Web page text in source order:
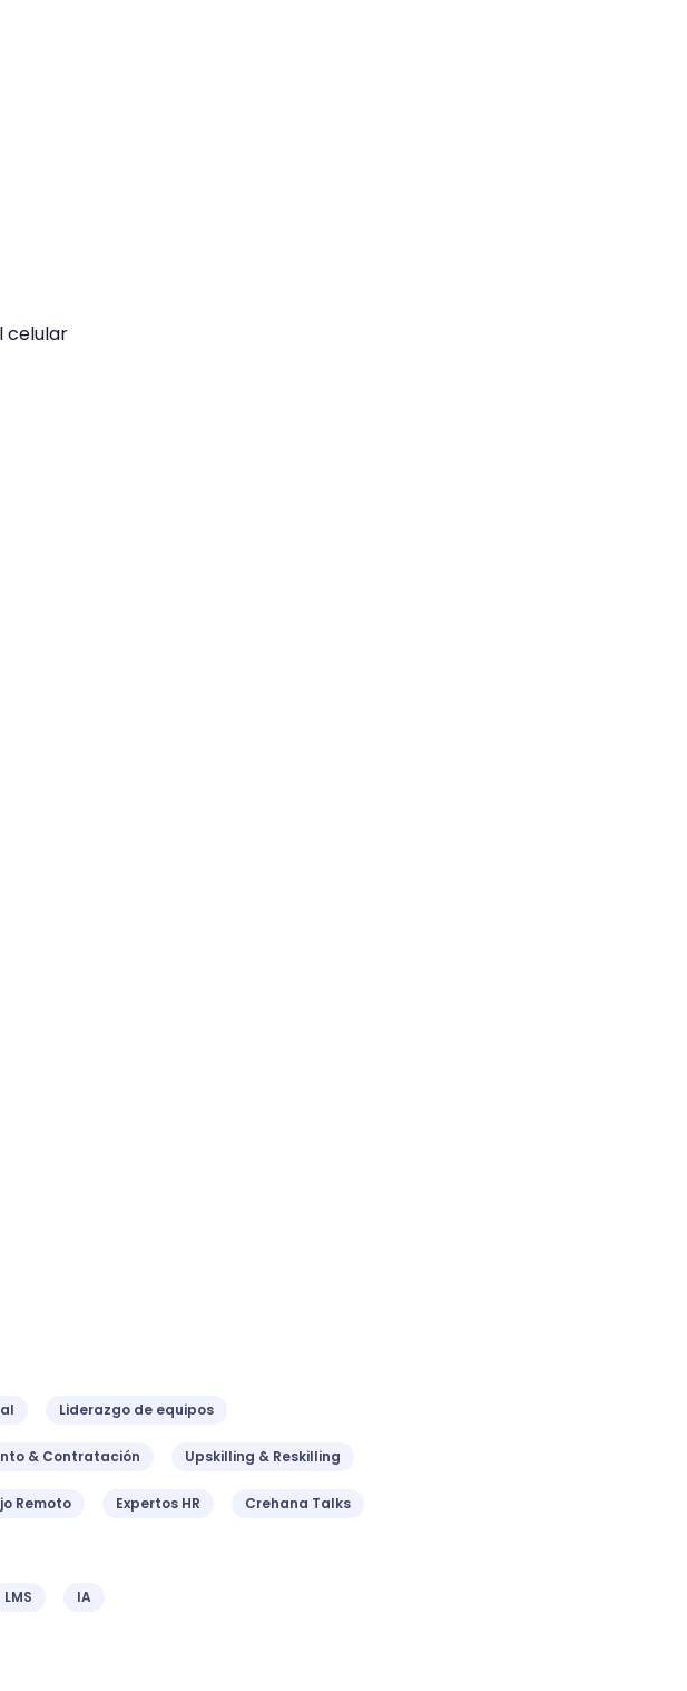
celular
Liderazgo de equipos
& Contratación Upskilling & Reskilling
Remoto Expertos HR Crehana Talks
LMS IA